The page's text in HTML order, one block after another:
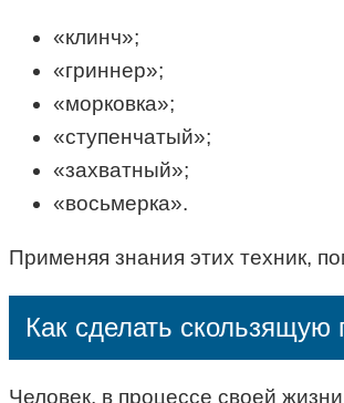
«клинч»;
«гриннер»;
«морковка»;
«ступенчатый»;
«захватный»;
«восьмерка».
Применяя знания этих техник,
Как сделать скользящую
Человек, в процессе своей